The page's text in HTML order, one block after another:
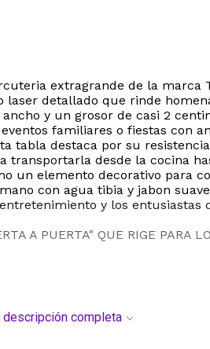
extragrande de la marca
detallado que rinde
y un grosor de casi 2
familiares o fiestas con
tabla destaca por su
desde la cocina
elemento decorativo para
con agua tibia y jabon
y los entusiastas
A PUERTA" QUE RIGE PARA
descripción completa